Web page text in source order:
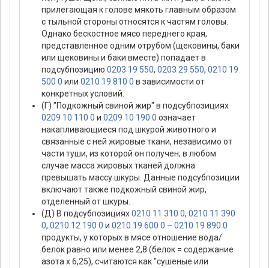
прилегающая к голове мякоть главным образом
с тыльной стороны относятся к частям головы.
Однако бескостное мясо переднего края,
представленное одним отрубом (щековины, баки
или щековины и баки вместе) попадает в
подсубпозицию 0203 19 550, 0203 29 550, 0210 19
500 0 или 0210 19 810 0 в зависимости от
конкретных условий.
(Г) "Подкожный свиной жир" в подсубпозициях
0209 10 110 0 и 0209 10 190 0 означает
накапливающиеся под шкурой животного и
связанные с ней жировые ткани, независимо от
части туши, из которой он получен; в любом
случае масса жировых тканей должна
превышать массу шкуры. Данные подсубпозиции
включают также подкожный свиной жир,
отделенный от шкуры.
(Д) В подсубпозициях0210 11 310 0, 0210 11 390
0, 0210 12 190 0 и 0210 19 600 0 – 0210 19 890 0
продукты, у которых в мясе отношение вода/
белок равно или менее 2,8 (белок = содержание
азота х 6,25), считаются как "сушеные или